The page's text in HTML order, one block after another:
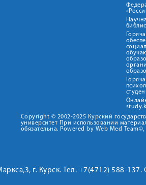
Copyright © 2002-2025 Курский
университет При использовании
обязательна. Powered by Web Med Team©,
г. Курск. Тел. +7(4712) 588-